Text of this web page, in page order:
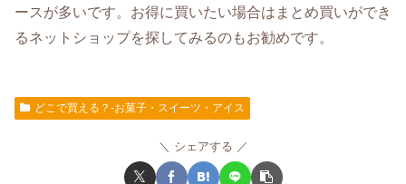
ースが多いです。お得に買いたい場合はまとめ買いができ
るネットショップを探してみるのもお勧めです。
どこで買える？-お菓子・スイーツ・アイス
シェアする